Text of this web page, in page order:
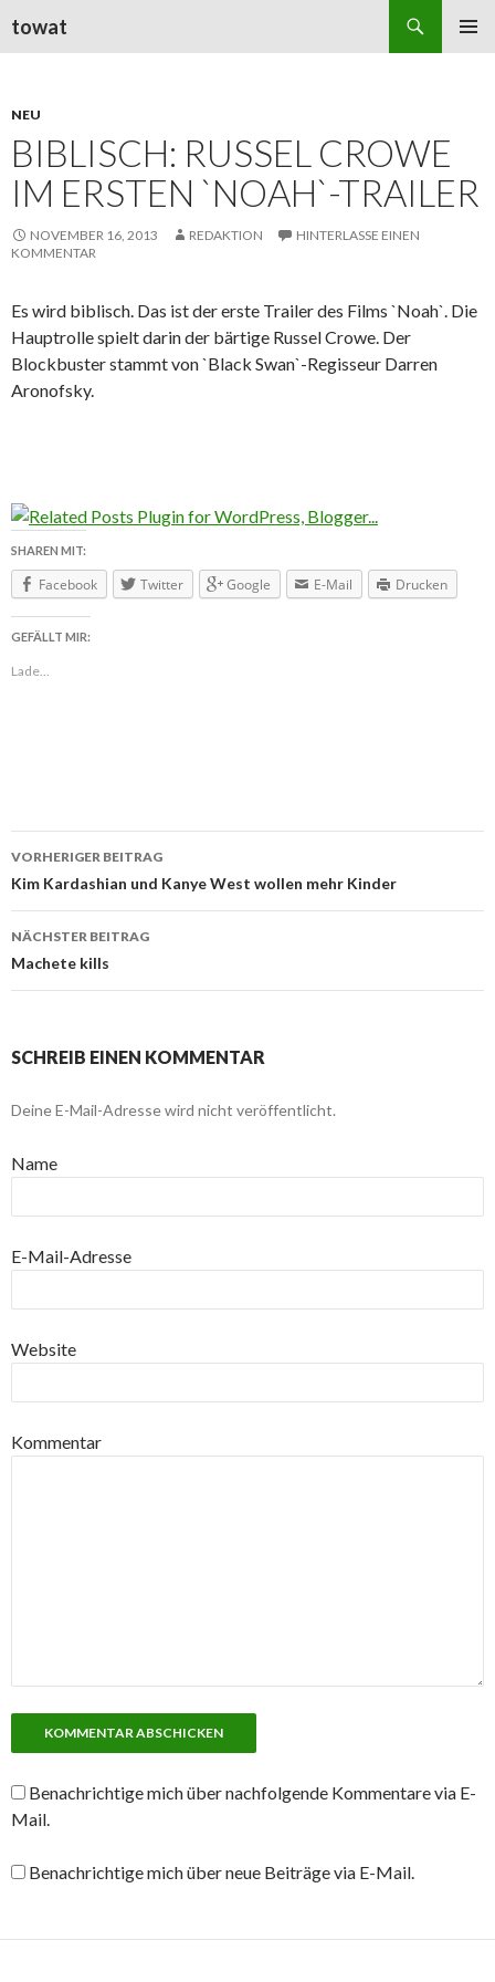
towat
NEU
BIBLISCH: RUSSEL CROWE
IM ERSTEN `NOAH`-TRAILER
NOVEMBER 16, 2013 REDAKTION
HINTERLASSE EINEN
KOMMENTAR
Es wird biblisch. Das ist der erste Trailer des Films `Noah`. Die
Hauptrolle spielt darin der bärtige Russel Crowe. Der
Blockbuster stammt von `Black Swan`-Regisseur Darren
Aronofsky.
SHAREN MIT:
Facebook Twitter Google E-Mail Drucken
GEFÄLLT MIR:
Lade...
Beitragsnavigation
VORHERIGER BEITRAG
Kim Kardashian und Kanye West wollen mehr Kinder
NÄCHSTER BEITRAG
Machete kills
SCHREIB EINEN KOMMENTAR
Deine E-Mail-Adresse wird nicht veröffentlicht.
Name
E-Mail-Adresse
Website
Kommentar
Benachrichtige mich über nachfolgende Kommentare via E-
Mail.
Benachrichtige mich über neue Beiträge via E-Mail.